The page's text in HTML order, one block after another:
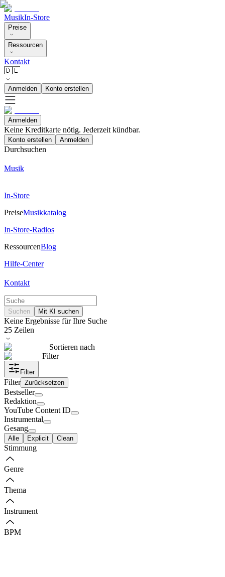
MusikIn-Store
Preise
Ressourcen
Kontakt
🇩🇪
Anmelden Konto erstellen
Anmelden
Keine Kreditkarte nötig. Jederzeit kündbar.
Konto erstellen Anmelden
Durchsuchen
Musik
In-Store
PreiseMusikkatalog
In-Store-Radios
RessourcenBlog
Hilfe-Center
Kontakt
Suchen Mit KI suchen
Keine Ergebnisse für Ihre Suche
25 Zeilen
Sortieren nach
Filter
Filter
Filter Zurücksetzen
Bestseller
Redaktion
YouTube Content ID
Instrumental
Gesang
Alle Explicit Clean
Stimmung
Genre
Thema
Instrument
BPM